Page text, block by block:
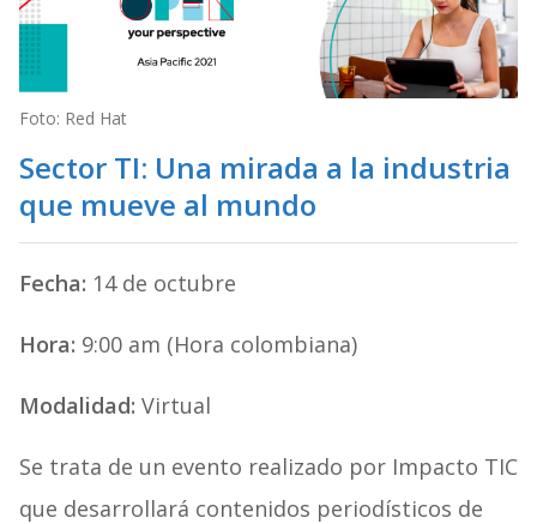
Foto: Red Hat
Sector TI: Una mirada a la industria
que mueve al mundo
Fecha: 14 de octubre
Hora: 9:00 am (Hora colombiana)
Modalidad: Virtual
Se trata de un evento realizado por Impacto TIC
que desarrollará contenidos periodísticos de